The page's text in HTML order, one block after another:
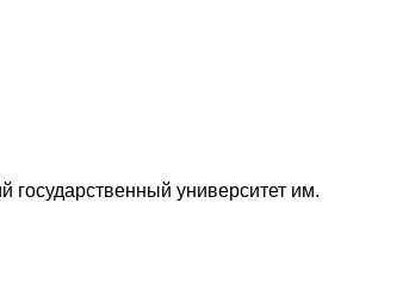
государственный университет им.